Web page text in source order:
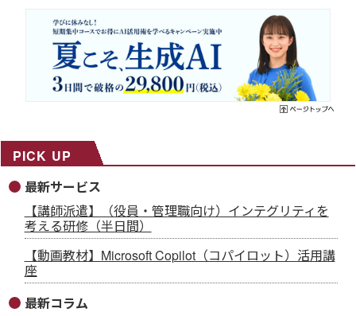
PICK UP
最新サービス
【講師派遣】（役員・管理職向け）インテグリティを
考える研修（半日間）
【動画教材】Microsoft Copilot（コパイロット）活用講
座
最新コラム